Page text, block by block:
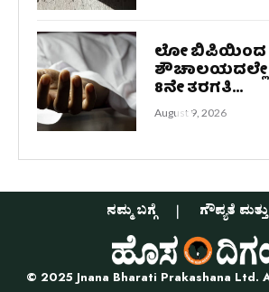
ಲೋ ಬಿಪಿಯಿಂದ
ಶೌಚಾಲಯದಲ್ಲೇ
8ನೇ ತರಗತಿ...
August 9, 2026
ನಮ್ಮ ಬಗ್ಗೆ ಗೌಪ್ಯತೆ
© 2025 Jnana Bharati Prakashana Ltd.